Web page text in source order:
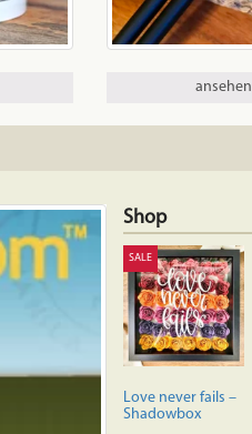
ansehen
Shop
SALE
Love never fails –
Shadowbox